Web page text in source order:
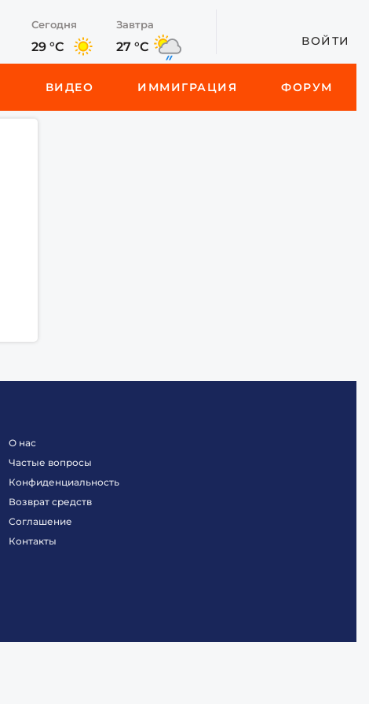
Сегодня
29 °C
Завтра
27 °C ВОЙТИ
ВИДЕО ИММИГРАЦИЯ ФОРУМ
О нас
Частые вопросы
Конфиденциальность
Возврат средств
Соглашение
Контакты